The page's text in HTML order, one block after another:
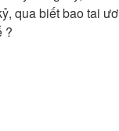
qua biết bao tai
?